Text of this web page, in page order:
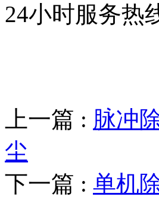
24小时服务热
上一篇 : 脉冲
尘
下一篇 : 单机